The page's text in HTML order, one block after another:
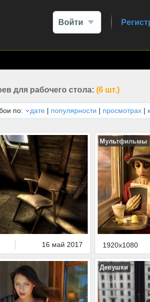
Войти
для рабочего стола: (6 шт.)
по: дате | популярности | просмотрах |
16 май 2017
Мультфильмы
1920x1080
Девушки